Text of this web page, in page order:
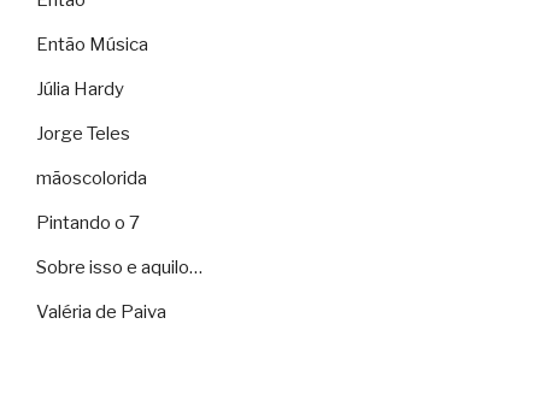
Então Música
Júlia Hardy
Jorge Teles
mãoscolorida
Pintando o 7
Sobre isso e aquilo…
Valéria de Paiva